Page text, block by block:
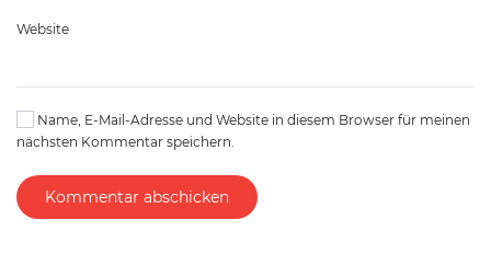
Website
Name, E-Mail-Adresse und Website in diesem Browser für meinen
nächsten Kommentar speichern.
Kommentar abschicken